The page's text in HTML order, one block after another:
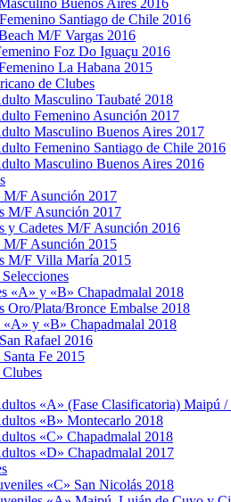
Buenos Aires 2016
Santiago de Chile 2016
M/F Vargas 2016
Foz Do Iguaçu 2016
La Habana 2015
de Clubes
Masculino Taubaté 2018
Femenino Asunción 2017
Masculino Buenos Aires 2017
Femenino Santiago de Chile 2016
Masculino Buenos Aires 2016
M/F Asunción 2017
M/F Asunción 2017
y Cadetes M/F Asunción 2016
M/F Asunción 2015
M/F Villa María 2015
«A» y «B» Chapadmalal 2018
Oro/Plata/Bronce Embalse 2018
«A» y «B» Chapadmalal 2018
Rafael 2016
Fe 2015
«A» (Fase Clasificatoria) Maipú
«B» Montecarlo 2018
«C» Chapadmalal 2018
«D» Chapadmalal 2017
«C» San Nicolás 2018